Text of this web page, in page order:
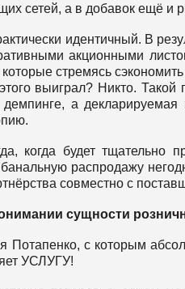
сетей, а в добавок ещё и
идентичный. В
акционными
стремясь
выиграл? Никто. Такой
а
когда будет тщательно
распродажу
совместно с
сущности
Потапенко, с которым
УСЛУГУ!